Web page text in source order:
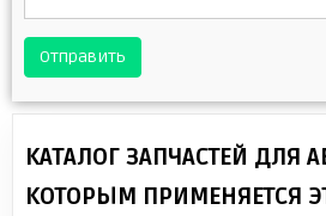
Отправить
КАТАЛОГ ЗАПЧАСТЕЙ ДЛЯ
КОТОРЫМ ПРИМЕНЯЕТСЯ